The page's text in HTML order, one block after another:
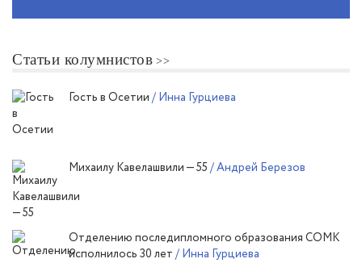
Статьи колумнистов
Гость в Осетии / Инна Гурциева
Михаилу Кавелашвили — 55 / Андрей Березов
Отделению последипломного образования СОМК
исполнилось 30 лет / Инна Гурциева